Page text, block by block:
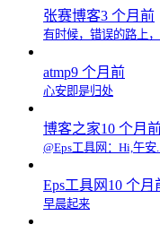
张赛博客3 个月前
有时候，错误的路上
atmp9 个月前
心安即是归处
博客之家10 个月
@Eps工具网：Hi,午安
Eps工具网 10 个月
早晨起来